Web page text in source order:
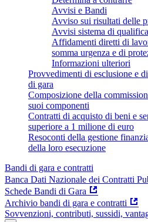
Avvisi e Bandi
Avviso sui risultati delle
Avvisi sistema di
Affidamenti diretti di
somma urgenza e di
Informazioni ulteriori
Provvedimenti di esclusione e
di gara
Composizione della
suoi componenti
Contratti di acquisto di beni e
superiore a 1 milione di euro
Resoconti della gestione
della loro esecuzione
Bandi di gara e contratti
Banca Dati Nazionale dei Contratti
Schede Bandi di Gara
Archivio bandi di gara e contratti
Sovvenzioni, contributi, sussidi,